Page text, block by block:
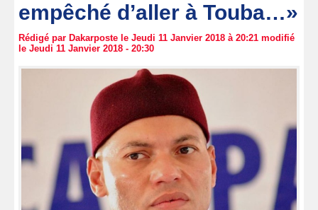
empêché d’aller à Touba…»
Rédigé par Dakarposte le Jeudi 11 Janvier 2018 à 20:21 modifié
le Jeudi 11 Janvier 2018 - 20:30